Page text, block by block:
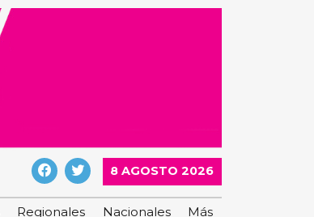
8 AGOSTO 2026
Regionales Nacionales Más